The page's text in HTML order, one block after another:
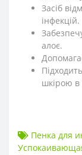
Засіб
інфекцій.
алоє.
шкірою в
Пенка для